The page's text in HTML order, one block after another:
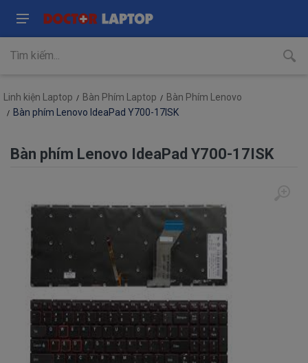
Linh kiện Laptop Bàn Phím Laptop
Bàn Phím Lenovo
Bàn phím Lenovo IdeaPad Y700-17ISK
Bàn phím Lenovo IdeaPad Y700-17ISK